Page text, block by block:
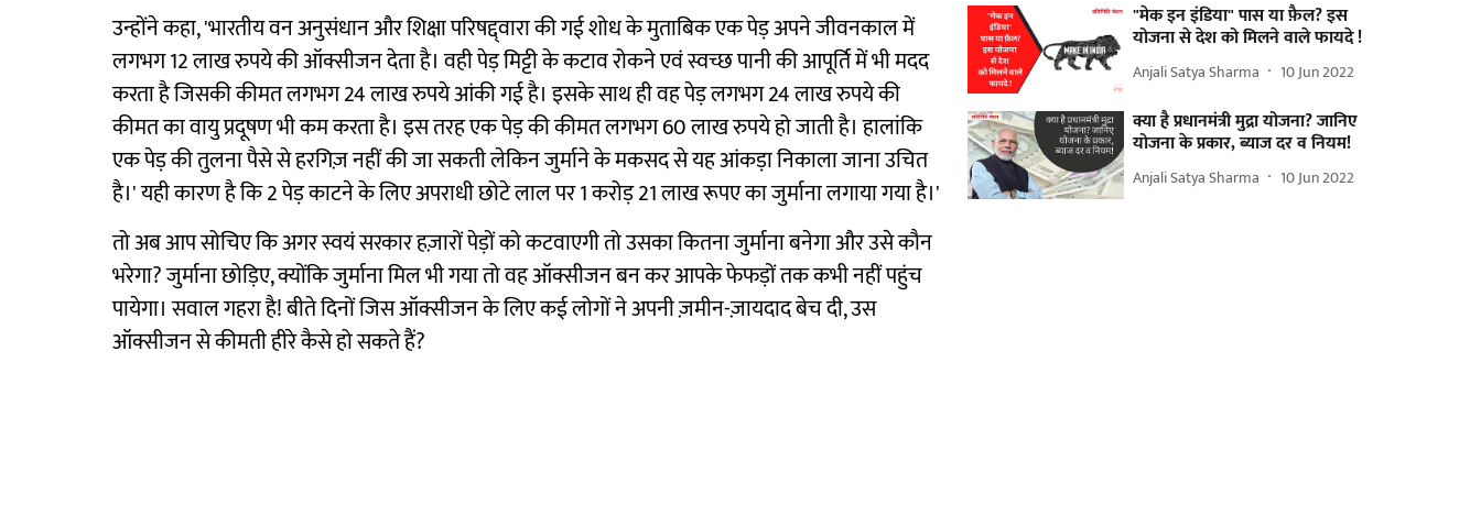
उन्होंने कहा, 'भारतीय वन अनुसंधान और शिक्षा परिषद्द्वारा की गई शोध के मुताबिक एक पेड़ अपने जीवनकाल में
लगभग 12 लाख रुपये की ऑक्सीजन देता है। वही पेड़ मिट्टी के कटाव रोकने एवं स्वच्छ पानी की आपूर्ति में भी मदद
करता है जिसकी कीमत लगभग 24 लाख रुपये आंकी गई है। इसके साथ ही वह पेड़ लगभग 24 लाख रुपये की
कीमत का वायु प्रदूषण भी कम करता है। इस तरह एक पेड़ की कीमत लगभग 60 लाख रुपये हो जाती है। हालांकि
एक पेड़ की तुलना पैसे से हरगिज़ नहीं की जा सकती लेकिन जुर्माने के मकसद से यह आंकड़ा निकाला जाना उचित
है।' यही कारण है कि 2 पेड़ काटने के लिए अपराधी छोटे लाल पर 1 करोड़ 21 लाख रूपए का जुर्माना लगाया गया है।'
तो अब आप सोचिए कि अगर स्वयं सरकार हज़ारों पेड़ों को कटवाएगी तो उसका कितना जुर्माना बनेगा और उसे कौन
भरेगा? जुर्माना छोड़िए, क्योंकि जुर्माना मिल भी गया तो वह ऑक्सीजन बन कर आपके फेफड़ों तक कभी नहीं पहुंच
पायेगा। सवाल गहरा है! बीते दिनों जिस ऑक्सीजन के लिए कई लोगों ने अपनी ज़मीन-ज़ायदाद बेच दी, उस
ऑक्सीजन से कीमती हीरे कैसे हो सकते हैं?
"मेक इन इंडिया" पास या फ़ैल? इस
योजना से देश को मिलने वाले फायदे !
Anjali Satya Sharma 10 Jun 2022
क्या है प्रधानमंत्री मुद्रा योजना? जानिए
योजना के प्रकार, ब्याज दर व नियम!
Anjali Satya Sharma 10 Jun 2022